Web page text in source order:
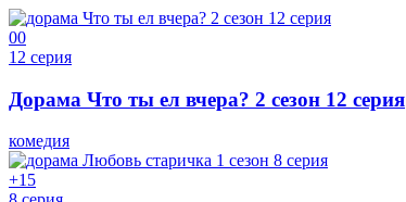
00
12 серия
Дорама Что ты ел вчера? 2 сезон 12 серия
комедия
+15